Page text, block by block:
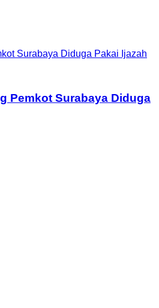
Surabaya Diduga Pakai Ijazah
Pemkot Surabaya Diduga